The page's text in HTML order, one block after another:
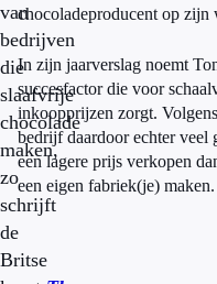
van
bedrijven
die
slaafvrije
chocolade
maken,
zo
schrijft
de
Britse
chocoladeproducent op zijn
In zijn jaarverslag noemt
succesfactor die voor
inkoopprijzen zorgt.
bedrijf daardoor echter veel
een lagere prijs verkopen
een eigen fabriek(je) maken.